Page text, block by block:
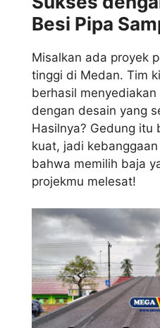
Besi Pipa
Misalkan ada proyek
tinggi di Medan. Tim
berhasil
dengan desain yang
Hasilnya? Gedung itu
kuat, jadi
bahwa memilih baja
projekmu melesat!